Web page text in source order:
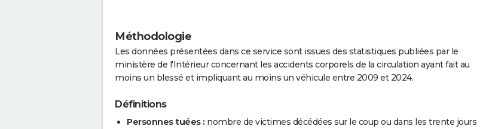
Méthodologie
Les données présentées dans ce service sont issues des statistiques publiées par le
ministère de l'Intérieur concernant les accidents corporels de la circulation ayant fait au
moins un blessé et impliquant au moins un véhicule entre 2009 et 2024.
Définitions
Personnes tuées : nombre de victimes décédées sur le coup ou dans les trente jours